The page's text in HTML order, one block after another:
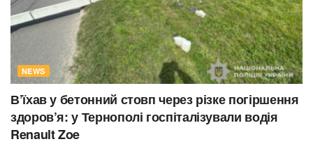
NEWS
В’їхав у бетонний стовп через різке погіршення
здоров’я: у Тернополі госпіталізували водія
Renault Zoe